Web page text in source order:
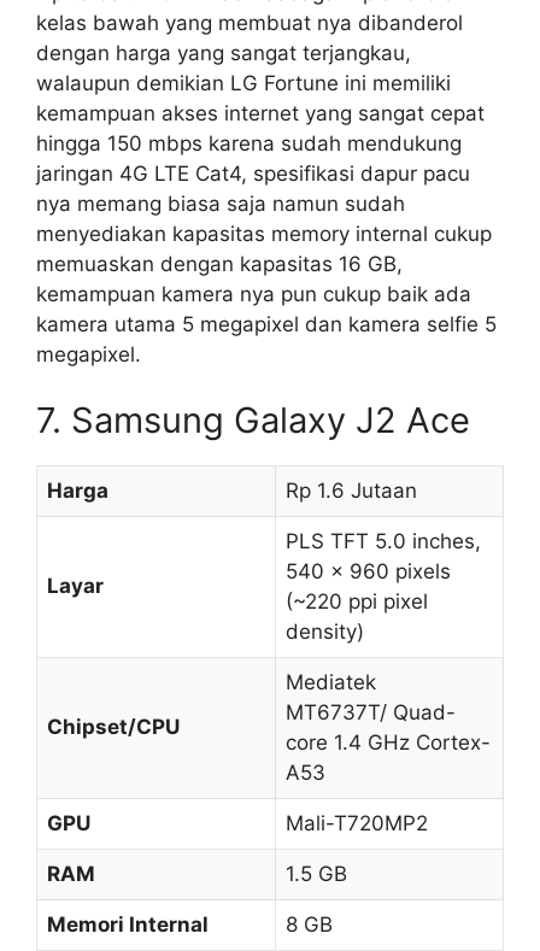
kelas bawah yang membuat nya dibanderol
dengan harga yang sangat terjangkau,
walaupun demikian LG Fortune ini memiliki
kemampuan akses internet yang sangat cepat
hingga 150 mbps karena sudah mendukung
jaringan 4G LTE Cat4, spesifikasi dapur pacu
nya memang biasa saja namun sudah
menyediakan kapasitas memory internal cukup
memuaskan dengan kapasitas 16 GB,
kemampuan kamera nya pun cukup baik ada
kamera utama 5 megapixel dan kamera selfie 5
megapixel.
7. Samsung Galaxy J2 Ace
Harga Rp 1.6 Jutaan
Layar
PLS TFT 5.0 inches,
540 x 960 pixels
(~220 ppi pixel
density)
Chipset/CPU
Mediatek
MT6737T/ Quad-
core 1.4 GHz Cortex-
A53
GPU Mali-T720MP2
RAM 1.5 GB
Memori Internal 8 GB